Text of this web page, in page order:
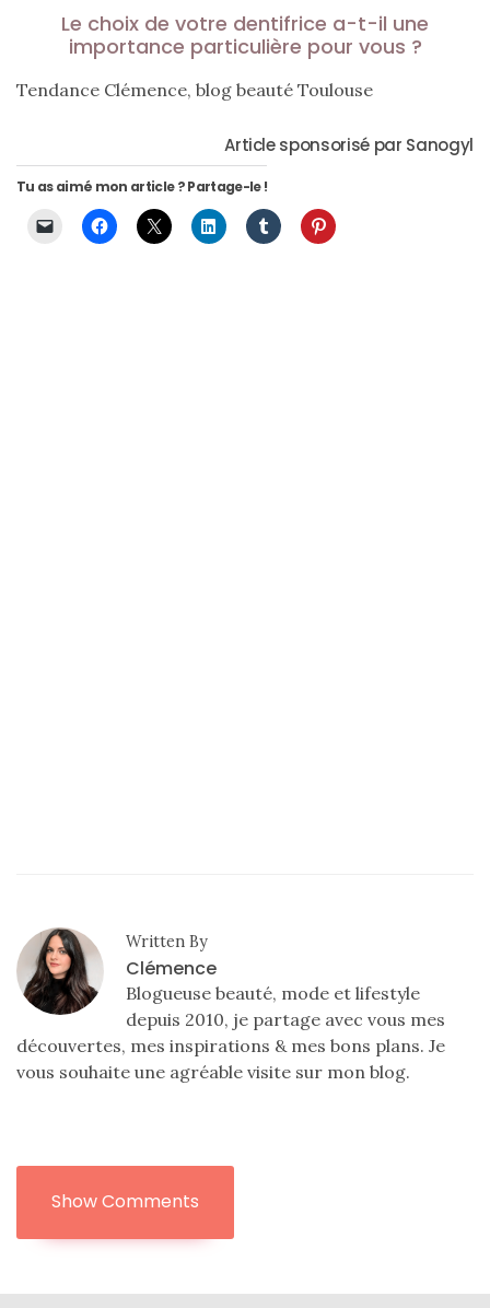
Le choix de votre dentifrice a-t-il une
importance particulière pour vous ?
Tendance Clémence, blog beauté Toulouse
Article sponsorisé par Sanogyl
Tu as aimé mon article ? Partage-le !
Written By
Clémence
Blogueuse beauté, mode et lifestyle
depuis 2010, je partage avec vous mes
découvertes, mes inspirations & mes bons plans. Je
vous souhaite une agréable visite sur mon blog.
Show Comments